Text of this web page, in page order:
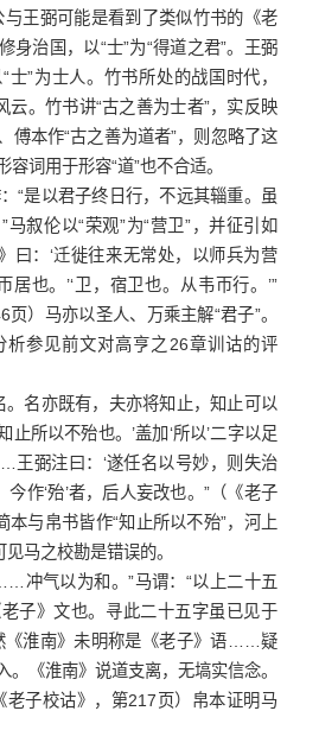
与王弼可能是看到了类似竹书的《老
身治国，以“士”为“得道之君”。王弼
士”为士人。竹书所处的战国时代，
云。竹书讲“古之善为士者”，实反映
傅本作“古之善为道者”，则忽略了这
词用于形容“道”也不合适。
“是以君子终日行，不远其辎重。虽
叙伦以“荣观”为“营卫”，并征引如
曰：‘迁徙往来无常处，以师兵为营
居也。’‘卫，宿卫也。从韦帀行。’”
页）马亦以圣人、万乘主解“君子”。
析参见前文对高亨之26章训诂的评
。名亦既有，夫亦将知止，知止可以
止所以不殆也。’盖加‘所以’二字以足
弼注曰：‘遂任名以号妙，则失治
今作‘殆’者，后人妄改也。”（《老子
本与帛书皆作“知止所以不殆”，河上
马之校勘是错误的。
冲气以为和。”马谓：“以上二十五
子》文也。寻此二十五字虽已见于
《淮南》未明称是《老子》语……疑
。《淮南》说道支离，无塙实信念。
老子校诂》，第217页）帛本证明马